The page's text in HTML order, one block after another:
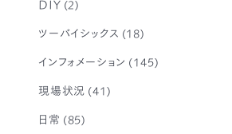
DIY (2)
ツーバイシックス (18)
インフォメーション (145)
現場状況 (41)
日常 (85)